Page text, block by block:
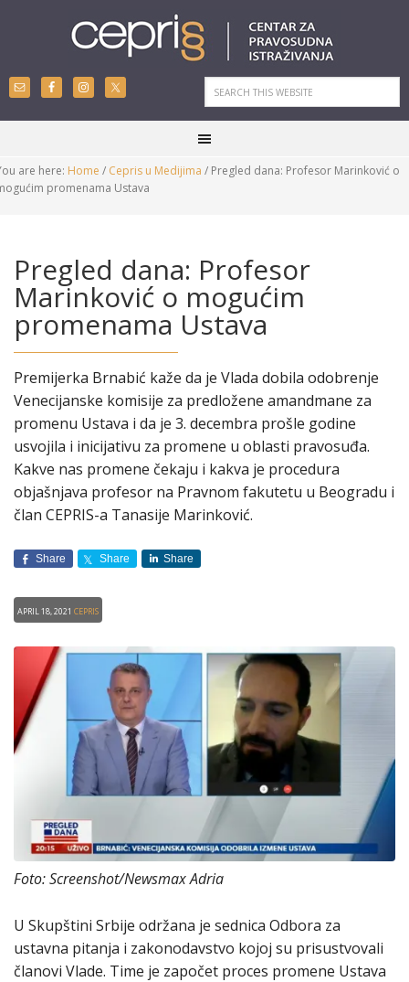
are here: Home / Cepris u Medijima / Pregled dana: Profesor Marinković o
promenama Ustava
Pregled dana: Profesor
Marinković o mogućim
promenama Ustava
Premijerka Brnabić kaže da je Vlada dobila odobrenje
Venecijanske komisije za predložene amandmane za
promenu Ustava i da je 3. decembra prošle godine
usvojila i inicijativu za promene u oblasti pravosuđa.
Kakve nas promene čekaju i kakva je procedura
objašnjava profesor na Pravnom fakutetu u Beogradu i
član CEPRIS-a Tanasije Marinković.
Share Share Share
April 18, 2021 CEPRIS
Foto: Screenshot/Newsmax Adria
U Skupštini Srbije održana je sednica Odbora za
ustavna pitanja i zakonodavstvo kojoj su prisustvovali
članovi Vlade. Time je započet proces promene Ustava